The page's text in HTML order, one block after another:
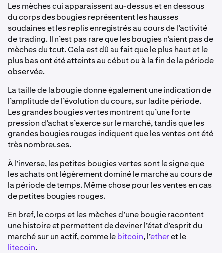
Les mèches qui apparaissent au-dessus et en dessous
du corps des bougies représentent les hausses
soudaines et les replis enregistrés au cours de l’activité
de trading. Il n’est pas rare que les bougies n’aient pas de
mèches du tout. Cela est dû au fait que le plus haut et le
plus bas ont été atteints au début ou à la fin de la période
observée.
La taille de la bougie donne également une indication de
l’amplitude de l’évolution du cours, sur ladite période.
Les grandes bougies vertes montrent qu’une forte
pression d’achat s’exerce sur le marché, tandis que les
grandes bougies rouges indiquent que les ventes ont été
très nombreuses.
À l’inverse, les petites bougies vertes sont le signe que
les achats ont légèrement dominé le marché au cours de
la période de temps. Même chose pour les ventes en cas
de petites bougies rouges.
En bref, le corps et les mèches d’une bougie racontent
une histoire et permettent de deviner l’état d’esprit du
marché sur un actif, comme lebitcoin, l’etheret le
litecoin.